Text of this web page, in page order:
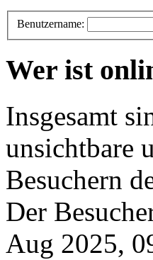
Benutzername:
Wer ist
Insgesamt
unsichtbare
Besuchern
Der
Aug 2025,